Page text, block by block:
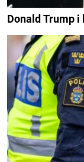
Donald Trump